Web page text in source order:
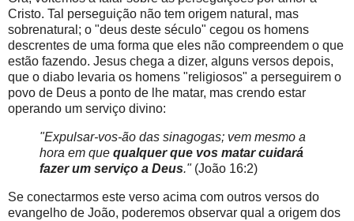
Cristo. Tal perseguição não tem origem natural, mas
sobrenatural; o "deus deste século" cegou os homens
descrentes de uma forma que eles não compreendem o que
estão fazendo. Jesus chega a dizer, alguns versos depois,
que o diabo levaria os homens "religiosos" a perseguirem o
povo de Deus a ponto de lhe matar, mas crendo estar
operando um serviço divino:
"Expulsar-vos-ão das sinagogas; vem mesmo a
hora em que qualquer que vos matar cuidará
fazer um serviço a Deus."(João 16:2)
Se conectarmos este verso acima com outros versos do
evangelho de João, poderemos observar qual a origem dos